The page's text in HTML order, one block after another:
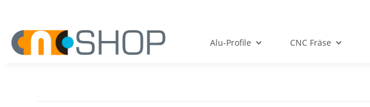
Alu-Profile CNC Fräse